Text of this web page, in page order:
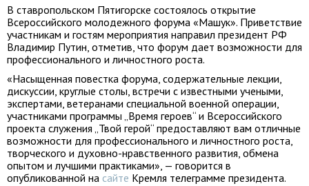
В ставропольском Пятигорске состоялось открытие
Всероссийского молодежного форума «Машук». Приветствие
участникам и гостям мероприятия направил президент РФ
Владимир Путин, отметив, что форум дает возможности для
профессионального и личностного роста.
«Насыщенная повестка форума, содержательные лекции,
дискуссии, круглые столы, встречи с известными учеными,
экспертами, ветеранами специальной военной операции,
участниками программы „Время героев“ и Всероссийского
проекта служения „Твой герой“ предоставляют вам отличные
возможности для профессионального и личностного роста,
творческого и духовно-нравственного развития, обмена
опытом и лучшими практиками», — говорится в
опубликованной на сайте Кремля телеграмме президента.